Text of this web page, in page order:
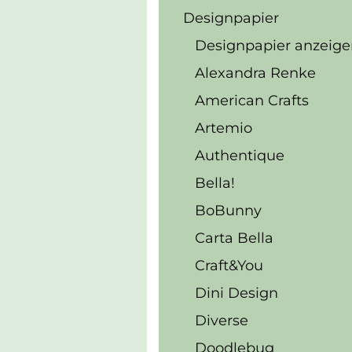
Designpapier
Designpapier
Alexandra Renke
American Crafts
Artemio
Authentique
Bella!
BoBunny
Carta Bella
Craft&You
Dini Design
Diverse
Doodlebug